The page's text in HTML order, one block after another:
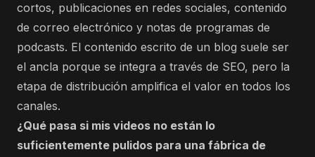
cortos, publicaciones en redes sociales, contenido
de correo electrónico y notas de programas de
podcasts. El contenido escrito de un blog suele ser
el ancla porque se integra a través de SEO, pero la
etapa de distribución amplifica el valor en todos los
canales.
¿Qué pasa si mis videos no están lo
suficientemente pulidos para una fábrica de